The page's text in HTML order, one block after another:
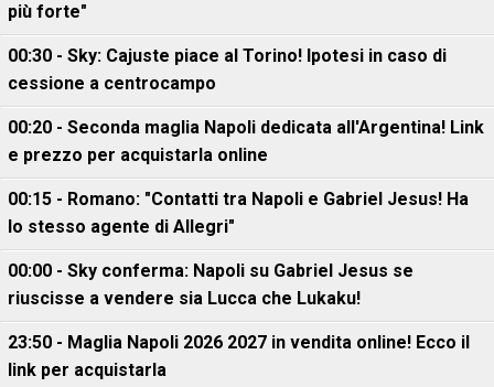
più forte"
00:30 - Sky: Cajuste piace al Torino! Ipotesi in caso di
cessione a centrocampo
00:20 - Seconda maglia Napoli dedicata all'Argentina! Link
e prezzo per acquistarla online
00:15 - Romano: "Contatti tra Napoli e Gabriel Jesus! Ha
lo stesso agente di Allegri"
00:00 - Sky conferma: Napoli su Gabriel Jesus se
riuscisse a vendere sia Lucca che Lukaku!
23:50 - Maglia Napoli 2026 2027 in vendita online! Ecco il
link per acquistarla